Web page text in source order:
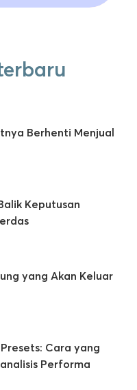
Berhenti Menjual
Keputusan
yang Akan Keluar
Cara yang
Performa